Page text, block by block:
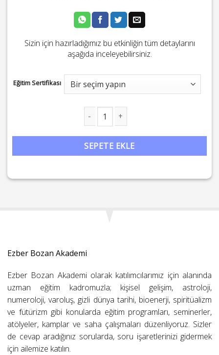
Sizin için hazırladığımız bu etkinliğin tüm detaylarını
aşağıda inceleyebilirsiniz.
Eğitim Sertifikası
SEPETE EKLE
Ezber Bozan Akademi
Ezber Bozan Akademi olarak katılımcılarımız için alanında
uzman eğitim kadromuzla; kişisel gelişim, astroloji,
numeroloji, varoluş, gizli dünya tarihi, bioenerji, spiritüalizm
ve fütürizm gibi konularda eğitim programları, seminerler,
atölyeler, kamplar ve saha çalışmaları düzenliyoruz. Sizler
de cevap aradığınız sorularda, soru işaretlerinizi gidermek
için ailemize katılın.